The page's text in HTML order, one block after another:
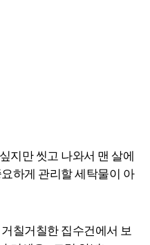
지만 씻고 나와서 맨 살에
하게 관리할 세탁물이 아
칠거칠한 집수건에서 보